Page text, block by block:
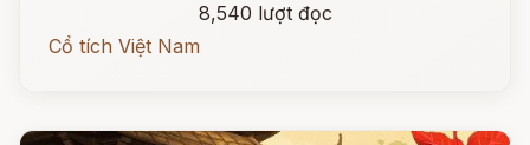
8,540 lượt đọc
Cổ tích Việt Nam